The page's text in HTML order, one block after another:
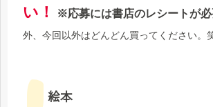
い！
※応募には書店のレシートが
外、今回以外はどんどん買ってください。
絵本